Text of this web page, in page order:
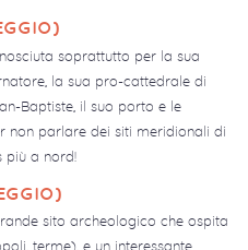
soprattutto per la sua
la sua pro-cattedrale di
Baptiste, il suo porto e le
non parlare dei siti meridionali di
più a nord!
sito archeologico che ospita
terme), e un interessante